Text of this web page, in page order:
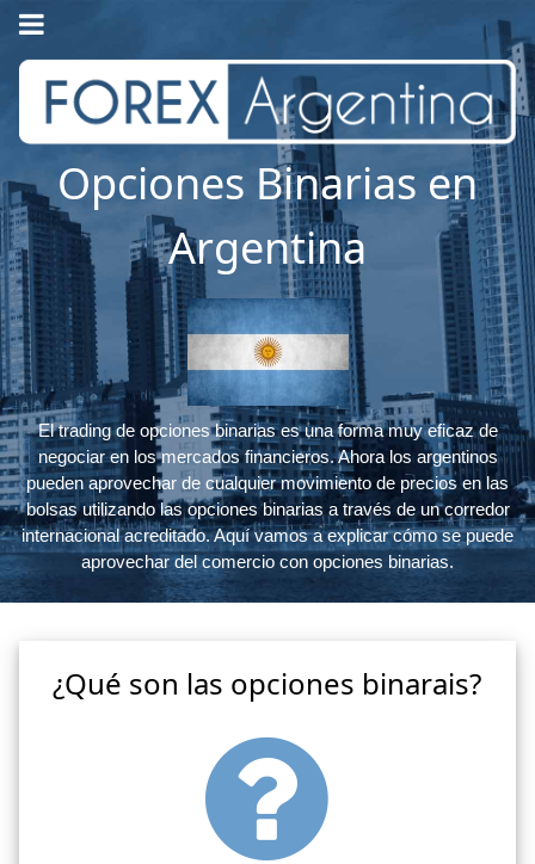
Opciones Binarias en
Argentina
El trading de opciones binarias es una forma muy eficaz de
negociar en los mercados financieros. Ahora los argentinos
pueden aprovechar de cualquier movimiento de precios en las
bolsas utilizando las opciones binarias a través de un corredor
internacional acreditado. Aquí vamos a explicar cómo se puede
aprovechar del comercio con opciones binarias.
¿Qué son las opciones binarais?